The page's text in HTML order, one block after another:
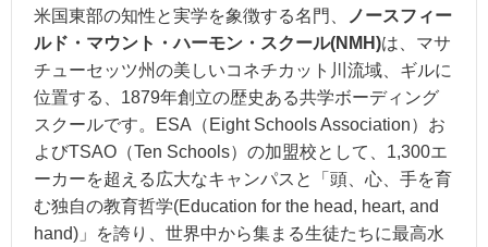
米国東部の知性と実学を象徴する名門、
ノースフィー
ルド・マウント・ハーモン・スクール(NMH)は、マサ
チューセッツ州の美しいコネチカット川流域、ギルに
位置する、1879年創立の歴史ある共学ボーディング
スクールです。ESA（Eight Schools Association）お
よびTSAO（Ten Schools）の加盟校として、1,300エ
ーカーを超える広大なキャンパスと「頭、心、手を育
む独自の教育哲学(Education for the head, heart, and
hand)」を誇り、世界中から集まる生徒たちに最高水